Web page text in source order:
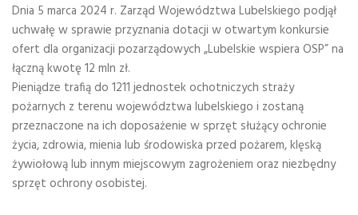
Dnia 5 marca 2024 r. Zarząd Województwa Lubelskiego podjął
uchwałę w sprawie przyznania dotacji w otwartym konkursie
ofert dla organizacji pozarządowych „Lubelskie wspiera OSP” na
łączną kwotę 12 mln zł.
Pieniądze trafią do 1211 jednostek ochotniczych straży
pożarnych z terenu województwa lubelskiego i zostaną
przeznaczone na ich doposażenie w sprzęt służący ochronie
życia, zdrowia, mienia lub środowiska przed pożarem, klęską
żywiołową lub innym miejscowym zagrożeniem oraz niezbędny
sprzęt ochrony osobistej.